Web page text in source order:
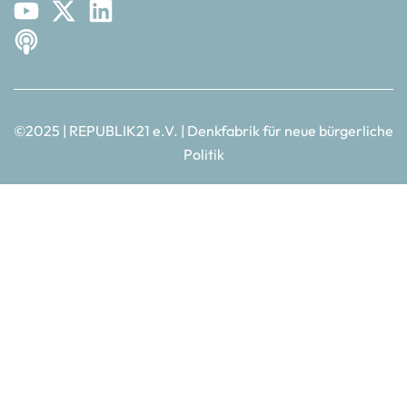
©2025 | REPUBLIK21 e.V. | Denkfabrik für neue bürgerliche
Politik